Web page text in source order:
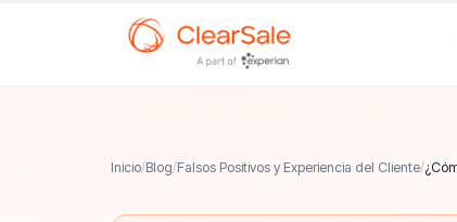
Inicio/Blog/Falsos Positivos y Experiencia del Cliente/